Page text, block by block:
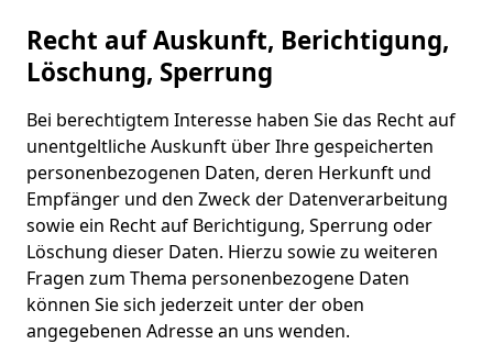
Recht auf Auskunft, Berichtigung,
Löschung, Sperrung
Bei berechtigtem Interesse haben Sie das Recht auf
unentgeltliche Auskunft über Ihre gespeicherten
personenbezogenen Daten, deren Herkunft und
Empfänger und den Zweck der Datenverarbeitung
sowie ein Recht auf Berichtigung, Sperrung oder
Löschung dieser Daten. Hierzu sowie zu weiteren
Fragen zum Thema personenbezogene Daten
können Sie sich jederzeit unter der oben
angegebenen Adresse an uns wenden.